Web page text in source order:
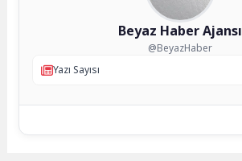
Beyaz Haber Ajansı
@BeyazHaber
Yazı Sayısı